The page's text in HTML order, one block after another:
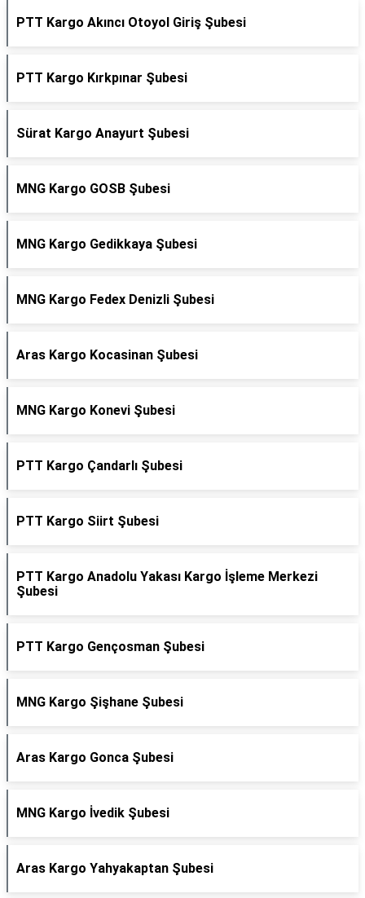
PTT Kargo Akıncı Otoyol Giriş Şubesi
PTT Kargo Kırkpınar Şubesi
Sürat Kargo Anayurt Şubesi
MNG Kargo GOSB Şubesi
MNG Kargo Gedikkaya Şubesi
MNG Kargo Fedex Denizli Şubesi
Aras Kargo Kocasinan Şubesi
MNG Kargo Konevi Şubesi
PTT Kargo Çandarlı Şubesi
PTT Kargo Siirt Şubesi
PTT Kargo Anadolu Yakası Kargo İşleme Merkezi
Şubesi
PTT Kargo Gençosman Şubesi
MNG Kargo Şişhane Şubesi
Aras Kargo Gonca Şubesi
MNG Kargo İvedik Şubesi
Aras Kargo Yahyakaptan Şubesi